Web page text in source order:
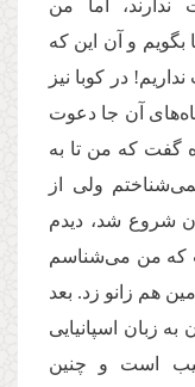
ندارند، اما من
و آن این که
در کوبا نیز
آن جا دعوت
گفت که من تا به
ولی از
شروع شد، دیدم
که من می‌شناسم
هم زانو زد. بعد
زبان اسپانیایی
است و چنین